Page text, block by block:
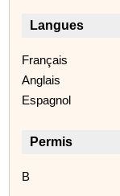
Langues
Français
Anglais
Espagnol
Permis
B